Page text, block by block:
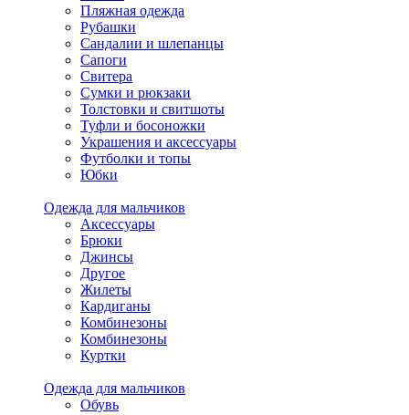
Пляжная одежда
Рубашки
Сандалии и шлепанцы
Сапоги
Свитера
Сумки и рюкзаки
Толстовки и свитшоты
Туфли и босоножки
Украшения и аксессуары
Футболки и топы
Юбки
Одежда для мальчиков
Аксессуары
Брюки
Джинсы
Другое
Жилеты
Кардиганы
Комбинезоны
Комбинезоны
Куртки
Одежда для мальчиков
Обувь